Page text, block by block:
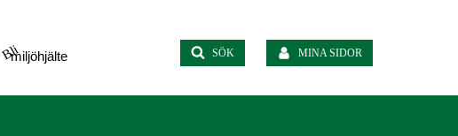
Blimiljöhjälte SÖK MINA SIDOR